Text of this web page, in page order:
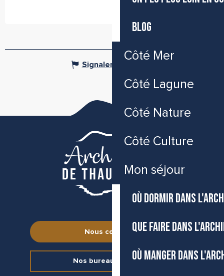
BLOG
Côté Mer
Côté Lagune
Côté Nature
Côté Culture
Mon séjour
OÙ DORMIR DANS
QUE FAIRE DANS
OÙ MANGER DANS
Signaler une erreur
Nous contacter
Nos bureaux d’accueil